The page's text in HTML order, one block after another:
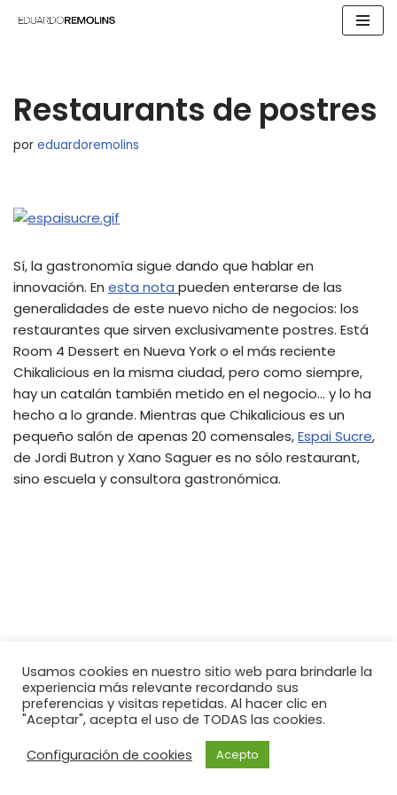
Restaurants de postres
por eduardoremolins
Sí, la gastronomía sigue dando que hablar en
innovación. En esta nota pueden enterarse de las
generalidades de este nuevo nicho de negocios: los
restaurantes que sirven exclusivamente postres. Está
Room 4 Dessert en Nueva York o el más reciente
Chikalicious en la misma ciudad, pero como siempre,
hay un catalán también metido en el negocio… y lo ha
hecho a lo grande. Mientras que Chikalicious es un
pequeño salón de apenas 20 comensales,Espai Sucre,
de Jordi Butron y Xano Saguer es no sólo restaurant,
sino escuela y consultora gastronómica.
Usamos cookies en nuestro sitio web para brindarle la
experiencia más relevante recordando sus
preferencias y visitas repetidas. Al hacer clic en
"Aceptar", acepta el uso de TODAS las cookies.
Configuración de cookies
Acepto